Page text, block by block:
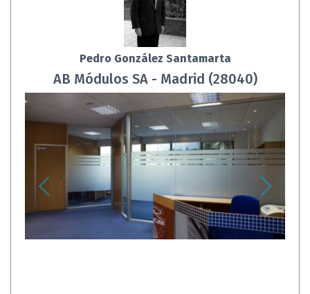
Pedro González Santamarta
AB Módulos SA - Madrid (28040)